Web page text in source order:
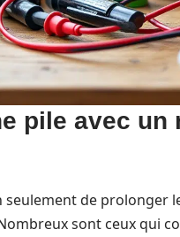
pile avec
de prolonger
sont ceux qui